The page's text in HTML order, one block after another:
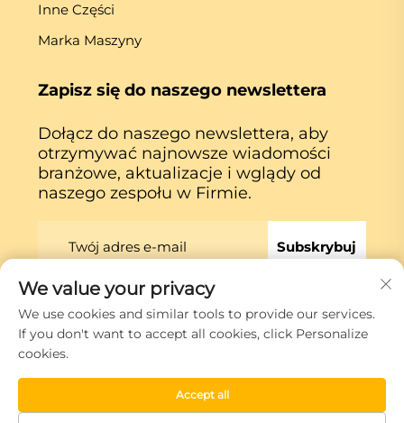
Inne Części
Marka Maszyny
Zapisz się do naszego newslettera
Dołącz do naszego newslettera, aby
otrzymywać najnowsze wiadomości
branżowe, aktualizacje i wglądy od
naszego zespołu w Firmie.
Subskrybuj
Prawa autorskie © Xiamen Globe Machine Co.,ltd.
Polityka prywatności
We value your privacy
We use cookies and similar tools to provide our services.
If you don't want to accept all cookies, click Personalize
cookies.
Accept all